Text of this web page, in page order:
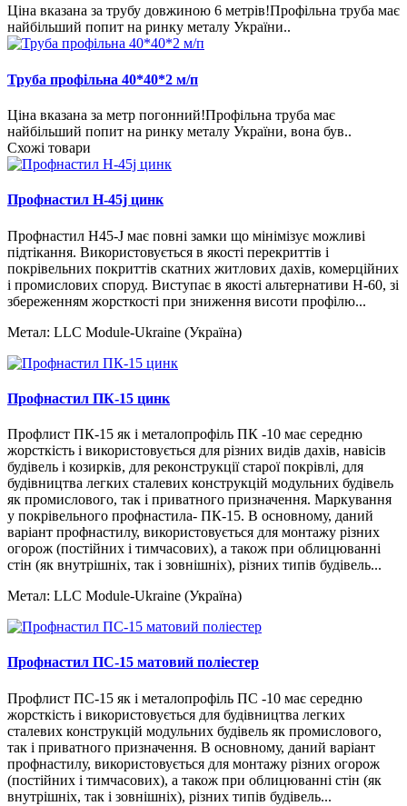
Ціна вказана за трубу довжиною 6 метрів!Профільна труба має
найбільший попит на ринку металу України..
Труба профільна 40*40*2 м/п
Ціна вказана за метр погонний!Профільна труба має
найбільший попит на ринку металу України, вона був..
Схожі товари
Профнастил H-45j цинк
Профнастил H45-J має повні замки що мінімізує можливі
підтікання. Використовується в якості перекриттів і
покрівельних покриттів скатних житлових дахів, комерційних
і промислових споруд. Виступає в якості альтернативи Н-60, зі
збереженням жорсткості при зниження висоти профілю...
Метал: LLC Module-Ukraine (Україна)
Профнастил ПК-15 цинк
Профлист ПК-15 як і металопрофіль ПК -10 має середню
жорсткість і використовується для різних видів дахів, навісів
будівель і козирків, для реконструкції старої покрівлі, для
будівництва легких сталевих конструкцій модульних будівель
як промислового, так і приватного призначення. Маркування
у покрівельного профнастила- ПК-15. В основному, даний
варіант профнастилу, використовується для монтажу різних
огорож (постійних і тимчасових), а також при облицюванні
стін (як внутрішніх, так і зовнішніх), різних типів будівель...
Метал: LLC Module-Ukraine (Україна)
Профнастил ПС-15 матовий поліестер
Профлист ПС-15 як і металопрофіль ПС -10 має середню
жорсткість і використовується для будівництва легких
сталевих конструкцій модульних будівель як промислового,
так і приватного призначення. В основному, даний варіант
профнастилу, використовується для монтажу різних огорож
(постійних і тимчасових), а також при облицюванні стін (як
внутрішніх, так і зовнішніх), різних типів будівель...